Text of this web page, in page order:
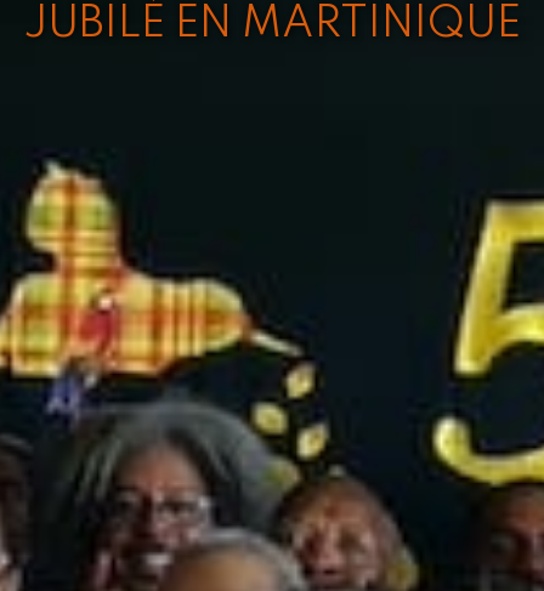
JUBILÉ EN MARTINIQUE